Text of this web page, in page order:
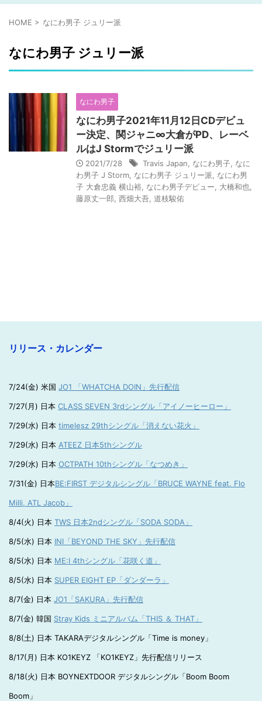
HOME > なにわ男子 ジュリー派
なにわ男子 ジュリー派
なにわ男子
なにわ男子2021年11月12日CDデビュ
ー決定、関ジャニ∞大倉がPD、レーベ
ルはJ Stormでジュリー派
2021/7/28 Travis Japan なにわ男子 なに
わ男子 J Storm なにわ男子 ジュリー派
なにわ男
子 大倉忠義 横山裕 なにわ男子デビュー 大橋和也
藤原丈一郎 西畑大吾 道枝駿佑
リリース・カレンダー
7/24(金) 米国 JO1 「WHATCHA DOIN」先行配信
7/27(月) 日本 CLASS SEVEN 3rdシングル「アイノーヒーロー」
7/29(水) 日本 timelesz 29thシングル「消えない花火」
7/29(水) 日本 ATEEZ 日本5thシングル
7/29(水) 日本 OCTPATH 10thシングル「なつめき」
7/31(金) 日本BE:FIRST デジタルシングル「BRUCE WAYNE feat. Flo
Milli, ATL Jacob」
8/4(火) 日本 TWS 日本2ndシングル「SODA SODA」
8/5(水) 日本 INI「BEYOND THE SKY」先行配信
8/5(水) 日本 ME:I 4thシングル「花咲く道」
8/5(水) 日本 SUPER EIGHT EP「ダンダーラ」
8/7(金) 日本 JO1「SAKURA」先行配信
8/7(金) 韓国 Stray Kids ミニアルバム「THIS ＆ THAT」
8/8(土) 日本 TAKARAデジタルシングル「Time is money」
8/17(月) 日本 KO1KEYZ 「KO1KEYZ」先行配信リリース
8/18(火) 日本 BOYNEXTDOOR デジタルシングル「Boom Boom
Boom」